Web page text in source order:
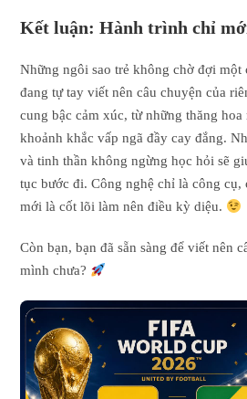
Kết luận: Hành trình chỉ
Những ngôi sao trẻ không chờ đợi một
đang tự tay viết nên câu chuyện của
cung bậc cảm xúc, từ những thăng
khoảnh khắc vấp ngã đầy cay đắng.
và tinh thần không ngừng học hỏi sẽ
tục bước đi. Công nghệ chỉ là công
mới là cốt lõi làm nên điều kỳ diệu.
Còn bạn, bạn đã sẵn sàng để viết nên
mình chưa?